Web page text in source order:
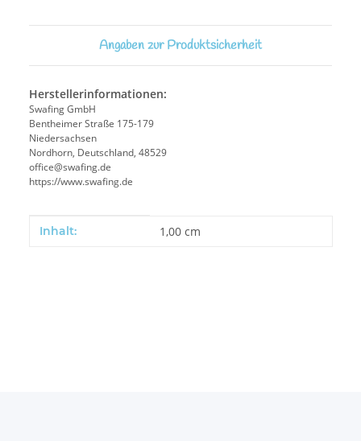
Angaben zur Produktsicherheit
Herstellerinformationen:
Swafing GmbH
Bentheimer Straße 175-179
Niedersachsen
Nordhorn, Deutschland, 48529
office@swafing.de
https://www.swafing.de
Produkteigenschaft
Wert
Inhalt: 1,00 cm